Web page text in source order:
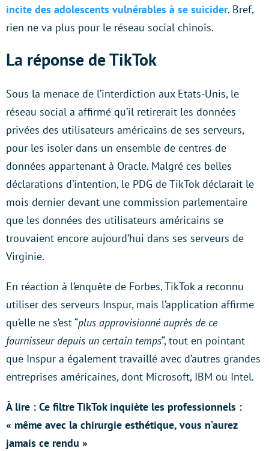
incite des adolescents vulnérables à se suicider. Bref,
rien ne va plus pour le réseau social chinois.
La réponse de TikTok
Sous la menace de l’interdiction aux Etats-Unis, le
réseau social a affirmé qu’il retirerait les données
privées des utilisateurs américains de ses serveurs,
pour les isoler dans un ensemble de centres de
données appartenant à Oracle. Malgré ces belles
déclarations d’intention, le PDG de TikTok déclarait le
mois dernier devant une commission parlementaire
que les données des utilisateurs américains se
trouvaient encore aujourd’hui dans ses serveurs de
Virginie.
En réaction à l’enquête de Forbes, TikTok a reconnu
utiliser des serveurs Inspur, mais l’application affirme
qu’elle ne s’est “plus approvisionné auprès de ce
fournisseur depuis un certain temps“, tout en pointant
que Inspur a également travaillé avec d’autres grandes
entreprises américaines, dont Microsoft, IBM ou Intel.
À lire : Ce filtre TikTok inquiète les professionnels :
« même avec la chirurgie esthétique, vous n’aurez
jamais ce rendu »